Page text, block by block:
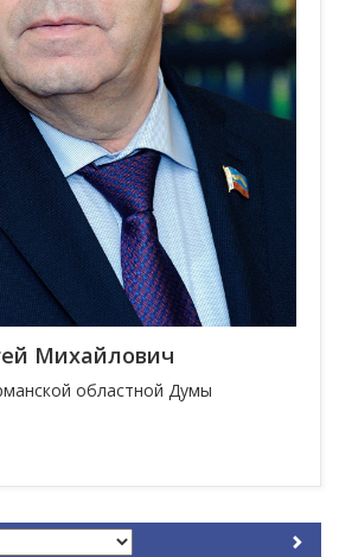
Михайлович
областной Думы